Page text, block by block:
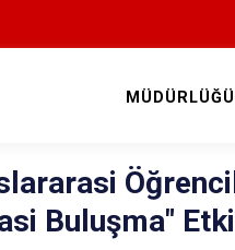
Buluşma"